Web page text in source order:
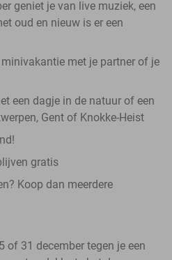
geniet je van live muziek, een
oud en nieuw is er een
met je partner of je
een dagje in de natuur of een
Gent of Knokke-Heist
gratis
Koop dan meerdere
of 31 december tegen je een